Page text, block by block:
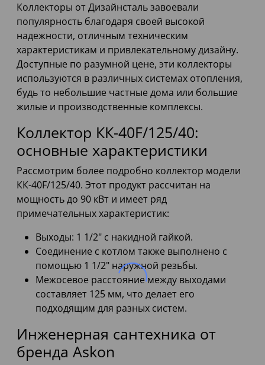
Коллекторы от Дизайнсталь завоевали
популярность благодаря своей высокой
надежности, отличным техническим
характеристикам и привлекательному дизайну.
Доступные по разумной цене, эти коллекторы
используются в различных системах отопления,
будь то небольшие частные дома или большие
жилые и производственные комплексы.
Коллектор КК-40F/125/40:
основные характеристики
Рассмотрим более подробно коллектор модели
КК-40F/125/40. Этот продукт рассчитан на
мощность до 90 кВт и имеет ряд
примечательных характеристик:
Выходы: 1 1/2" с накидной гайкой.
Соединение с котлом также выполнено с
помощью 1 1/2" наружной резьбы.
Межосевое расстояние между выходами
составляет 125 мм, что делает его
подходящим для разных систем.
Инженерная сантехника от
бренда Askon